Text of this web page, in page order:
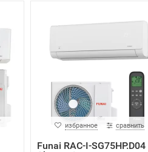
избранное сравнить
Funai RAC-I-SG75HP.D04